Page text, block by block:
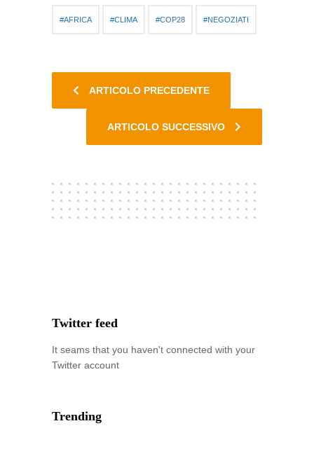
AFRICA CLIMA COP28 NEGOZIATI
ARTICOLO PRECEDENTE
ARTICOLO SUCCESSIVO
Twitter feed
It seams that you haven't connected with your
Twitter account
Trending